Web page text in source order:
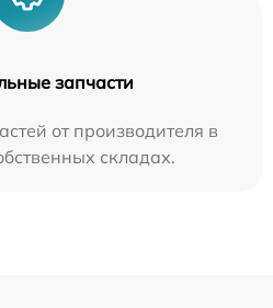
запчасти
от производителя в
складах.